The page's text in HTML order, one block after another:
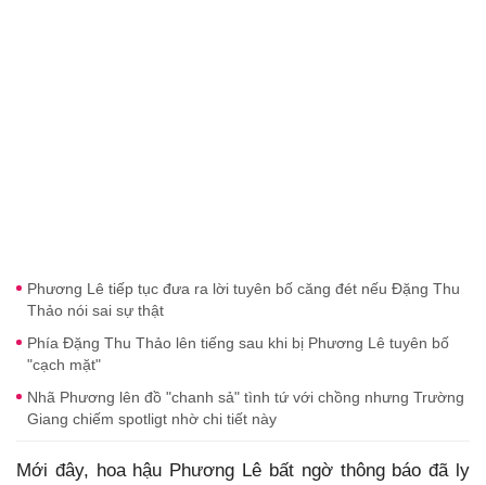
Phương Lê tiếp tục đưa ra lời tuyên bố căng đét nếu Đặng Thu
Thảo nói sai sự thật
Phía Đặng Thu Thảo lên tiếng sau khi bị Phương Lê tuyên bố
"cạch mặt"
Nhã Phương lên đồ "chanh sả" tình tứ với chồng nhưng Trường
Giang chiếm spotligt nhờ chi tiết này
Mới đây, hoa hậu Phương Lê bất ngờ thông báo đã ly